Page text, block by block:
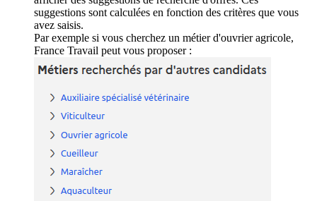
suggestions sont calculées en fonction des critères que vous
avez saisis.
Par exemple si vous cherchez un métier d'ouvrier agricole,
France Travail peut vous proposer :